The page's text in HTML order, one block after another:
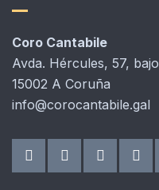
Coro Cantabile
Avda. Hércules, 57, bajo
15002 A Coruña
info@corocantabile.gal